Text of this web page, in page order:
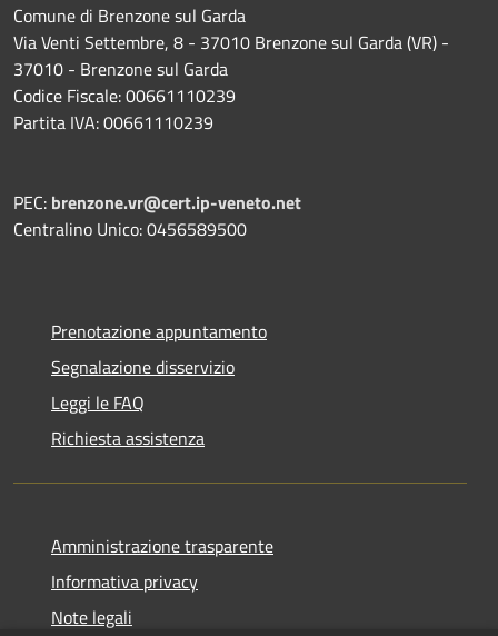
Comune di Brenzone sul Garda
Via Venti Settembre, 8 - 37010 Brenzone sul Garda (VR) -
37010 - Brenzone sul Garda
Codice Fiscale: 00661110239
Partita IVA: 00661110239
PEC: brenzone.vr@cert.ip-veneto.net
Centralino Unico: 0456589500
Prenotazione appuntamento
Segnalazione disservizio
Leggi le FAQ
Richiesta assistenza
Amministrazione trasparente
Informativa privacy
Note legali